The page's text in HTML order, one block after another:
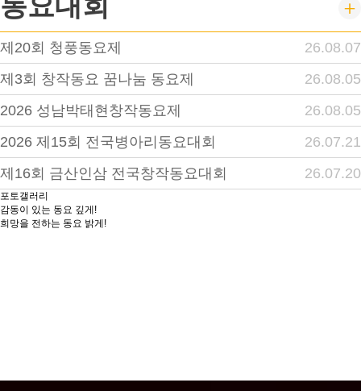
제20회 청풍동요제
26.08.07
제3회 창작동요 꿈나눔 동요제
26.08.05
2026 성남박태현창작동요제
26.08.05
2026 제15회 전국병아리동요대회
26.07.21
제16회 금산인삼 전국창작동요대회
26.07.20
포토갤러리
감동이 있는 동요 깊게!
희망을 전하는 동요 밝게!